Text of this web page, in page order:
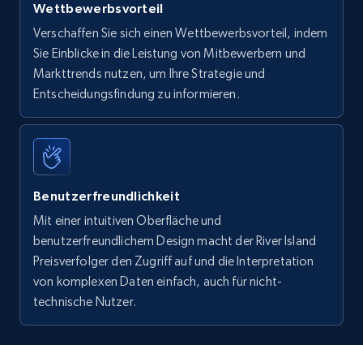
Wettbewerbsvorteil
Verschaffen Sie sich einen Wettbewerbsvorteil, indem
Sie Einblicke in die Leistung von Mitbewerbern und
Markttrends nutzen, um Ihre Strategie und
Entscheidungsfindung zu informieren.
Benutzerfreundlichkeit
Mit einer intuitiven Oberfläche und
benutzerfreundlichem Design macht der River Island
Preisverfolger den Zugriff auf und die Interpretation
von komplexen Daten einfach, auch für nicht-
technische Nutzer.